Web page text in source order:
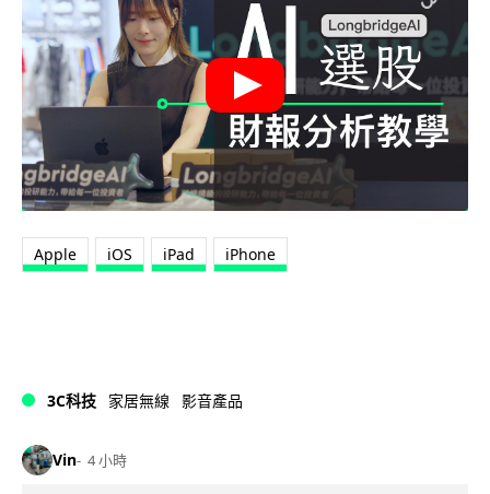
Apple iOS iPad iPhone
3C科技 家居無線 影音產品
Vin 4 小時